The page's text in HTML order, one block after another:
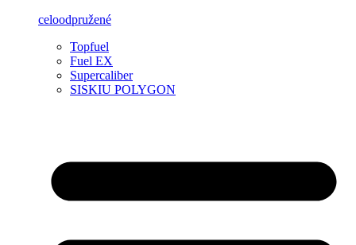
celoodpružené
Topfuel
Fuel EX
Supercaliber
SISKIU POLYGON